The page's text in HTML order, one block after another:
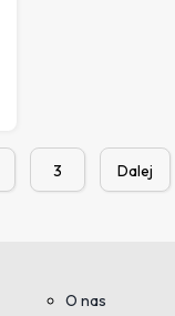
3 Dalej
O nas